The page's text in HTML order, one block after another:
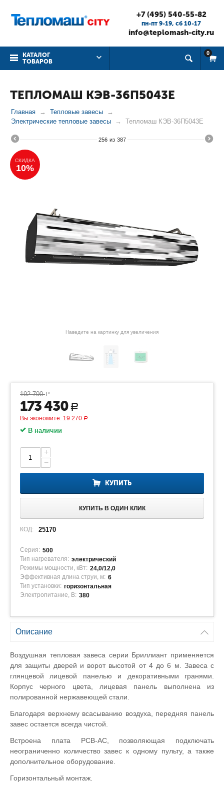
+7 (495) 540-55-82
пн-пт 9-19, cб 10-17
info@teplomash-city.ru
КАТАЛОГ
ТОВАРОВ
0
ТЕПЛОМАШ КЭВ-36П5043Е
Главная
Тепловые завесы
Электрические тепловые завесы
Тепломаш КЭВ-36П5043Е
256 из 387
СКИДКА
10%
Наведите на картинку для увеличения
192 700 Р
173 430 Р
Вы экономите: 19 270 Р
В наличии
+
−
КУПИТЬ
КУПИТЬ В ОДИН КЛИК
КОД: 25170
Серия: 500
Тип нагревателя: электрический
Режимы мощности, кВт: 24,0/12,0
Эффективная длина струи, м: 6
Тип установки: горизонтальная
Электропитание, В: 380
Описание
Воздушная тепловая завеса серии Бриллиант применяется
для защиты дверей и ворот высотой от 4 до 6 м. Завеса с
глянцевой лицевой панелью и декоративными гранями.
Корпус черного цвета, лицевая панель выполнена из
полированной нержавеющей стали.
Благодаря верхнему всасыванию воздуха, передняя панель
завес остается всегда чистой.
Встроена плата PCB-AC, позволяющая подключать
неограниченно количество завес к одному пульту, а также
дополнительное оборудование.
Горизонтальный монтаж.